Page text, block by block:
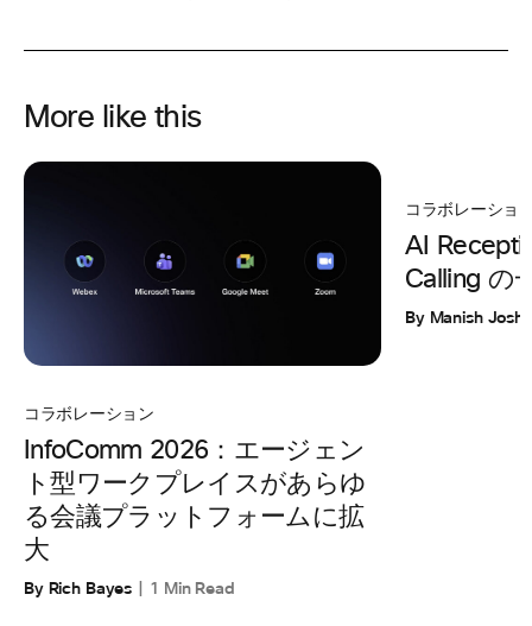
More like this
コラボレーション
InfoComm 2026：エージェン
ト型ワークプレイスがあらゆ
る会議プラットフォームに拡
大
By Rich Bayes 1 Min Read
コラボレーショ
AI
Calling の
By Manish Joshi